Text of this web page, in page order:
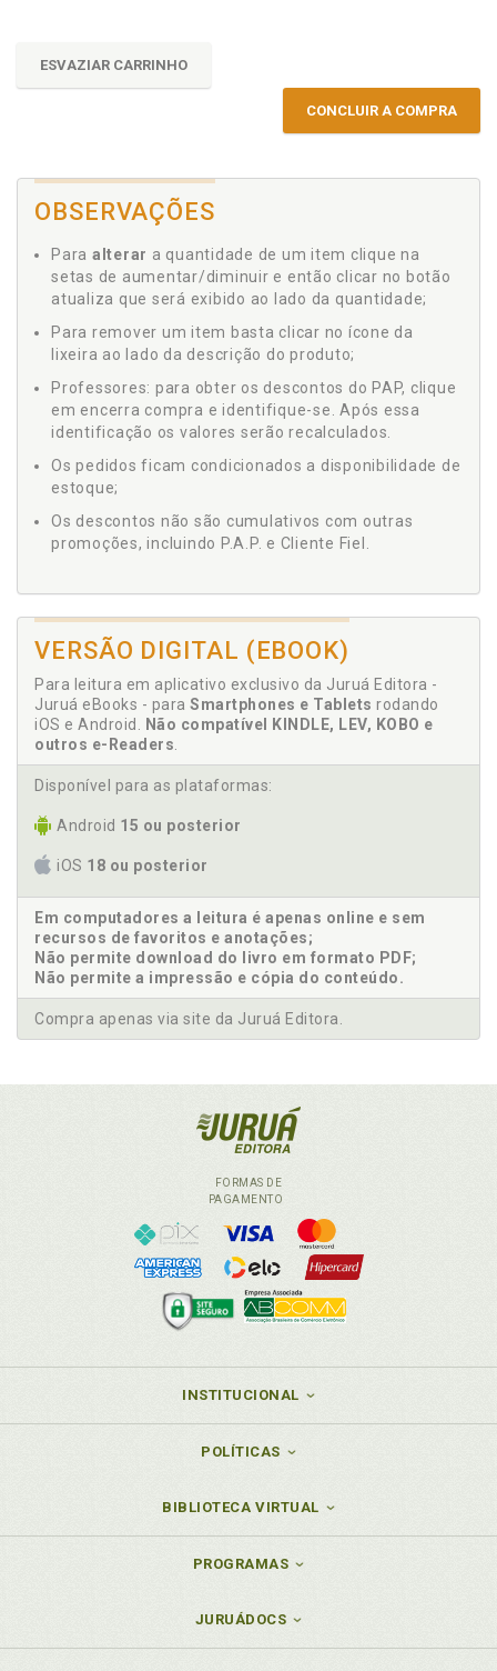
ESVAZIAR CARRINHO
CONCLUIR A COMPRA
OBSERVAÇÕES
Para alterar a quantidade de um item clique na
setas de aumentar/diminuir e então clicar no botão
atualiza que será exibido ao lado da quantidade;
Para remover um item basta clicar no ícone da
lixeira ao lado da descrição do produto;
Professores: para obter os descontos do PAP, clique
em encerra compra e identifique-se. Após essa
identificação os valores serão recalculados.
Os pedidos ficam condicionados a disponibilidade de
estoque;
Os descontos não são cumulativos com outras
promoções, incluindo P.A.P. e Cliente Fiel.
VERSÃO DIGITAL (EBOOK)
Para leitura em aplicativo exclusivo da Juruá Editora -
Juruá eBooks - para Smartphones e Tablets rodando
iOS e Android.
Não compatível KINDLE, LEV, KOBO e
outros e-Readers
Disponível para as plataformas:
Android 15 ou posterior
iOS 18 ou posterior
Em computadores a leitura é apenas online e sem
recursos de favoritos e anotações;
Não permite download do livro em formato PDF;
Não permite a impressão e cópia do conteúdo.
Compra apenas via site da Juruá Editora.
FORMAS DE
PAGAMENTO
INSTITUCIONAL
POLÍTICAS
BIBLIOTECA VIRTUAL
PROGRAMAS
JURUÁDOCS